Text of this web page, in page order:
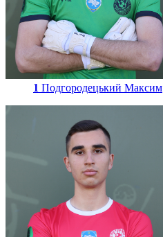
1 Подгородецький Максим